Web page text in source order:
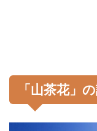
「山茶花」